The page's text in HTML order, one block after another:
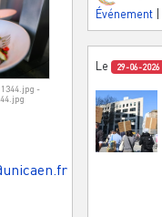
-
Événement
Le 29-06-2026